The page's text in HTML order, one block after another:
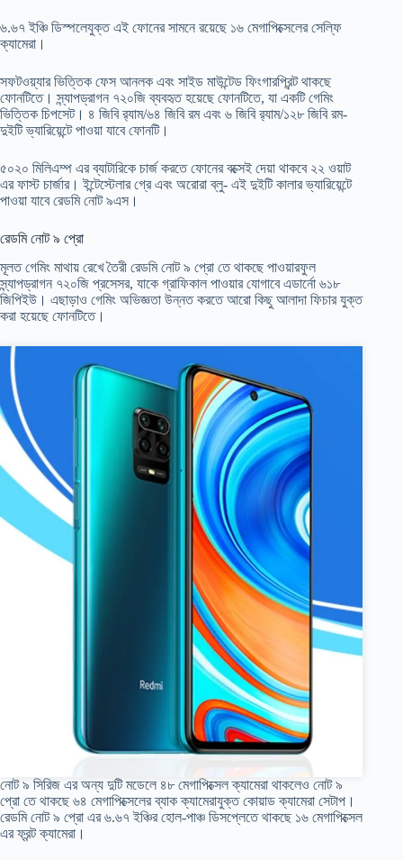
৬.৬৭ ইঞ্চি ডিস্পলেযুক্ত এই ফোনের সামনে রয়েছে ১৬ মেগাপিক্সেলের সেল্ফি
ক্যামেরা।
সফটওয়্যার ভিত্তিক ফেস আনলক এবং সাইড মাউন্টেড ফিংগারপ্রিন্ট থাকছে
ফোনটিতে। স্ন্যাপড্রাগন ৭২০জি ব্যবহৃত হয়েছে ফোনটিতে, যা একটি গেমিং
ভিত্তিক চিপসেট। ৪ জিবি র‍্যাম/৬৪ জিবি রম এবং ৬ জিবি র‍্যাম/১২৮ জিবি রম-
দুইটি ভ্যারিয়েন্টে পাওয়া যাবে ফোনটি।
৫০২০ মিলিএম্প এর ব্যাটারিকে চার্জ করতে ফোনের বক্সেই দেয়া থাকবে ২২ ওয়াট
এর ফাস্ট চার্জার। ইন্টেস্টেলার গ্রে এবং অরোরা ব্লু- এই দুইটি কালার ভ্যারিয়েন্টে
পাওয়া যাবে রেডমি নোট ৯এস।
রেডমি নোট ৯ প্রো
মূলত গেমিং মাথায় রেখে তৈরী রেডমি নোট ৯ প্রো তে থাকছে পাওয়ারফুল
স্ন্যাপড্রাগন ৭২০জি প্রসেসর, যাকে গ্রাফিকাল পাওয়ার যোগাবে এডার্নো ৬১৮
জিপিইউ। এছাড়াও গেমিং অভিজ্ঞতা উন্নত করতে আরো কিছু আলাদা ফিচার যুক্ত
করা হয়েছে ফোনটিতে।
নোট ৯ সিরিজ এর অন্য দুটি মডেলে ৪৮ মেগাপিক্সেল ক্যামেরা থাকলেও নোট ৯
প্রো তে থাকছে ৬৪ মেগাপিক্সেলের ব্যাক ক্যামেরাযুক্ত কোয়াড ক্যামেরা সেটাপ।
রেডমি নোট ৯ প্রো এর ৬.৬৭ ইঞ্চির হোল-পাঞ্চ ডিসপ্লেতে থাকছে ১৬ মেগাপিক্সেল
এর ফ্রন্ট ক্যামেরা।